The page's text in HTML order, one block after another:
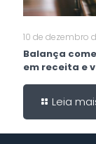
10 de dezembro
Balança
em receita e
Leia